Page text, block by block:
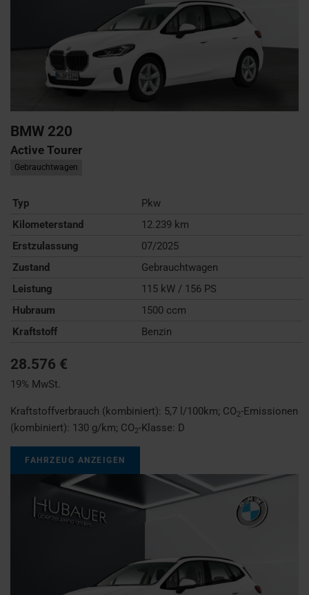
BMW 220
Active Tourer
Gebrauchtwagen
Typ
Pkw
Kilometerstand
12.239 km
Erstzulassung
07/2025
Zustand
Gebrauchtwagen
Leistung
115 kW / 156 PS
Hubraum
1500 ccm
Kraftstoff
Benzin
28.576 €
19% MwSt.
Kraftstoffverbrauch (kombiniert): 5,7 l/100km; CO2-Emissionen
(kombiniert): 130 g/km; CO2-Klasse: D
FAHRZEUG ANZEIGEN